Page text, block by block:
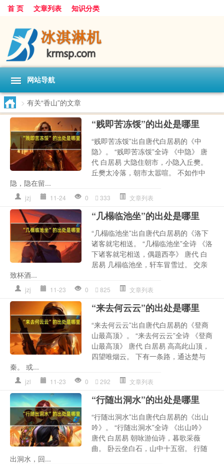
首 页 文章列表 知识分类
网站导航
> 有关“香山”的文章
“贱即苦冻馁”的出处是哪里
“贱即苦冻馁”出自唐代白居易的《中
隐》。 “贱即苦冻馁”全诗 《中隐》 唐
代 白居易 大隐住朝市，小隐入丘樊。
丘樊太冷落，朝市太嚣喧。 不如作中
隐，隐在留...
jzj 11-24 0 333 文章列表
“几榻临池坐”的出处是哪里
“几榻临池坐”出自唐代白居易的《洛下
诸客就宅相送。 “几榻临池坐”全诗 《洛
下诸客就宅相送，偶题西亭》 唐代 白
居易 几榻临池坐，轩车冒雪过。 交亲
致杯酒...
jzj 11-23 0 825 文章列表
“来去何云云”的出处是哪里
“来去何云云”出自唐代白居易的《登商
山最高顶》。 “来去何云云”全诗 《登商
山最高顶》 唐代 白居易 高高此山顶，
四望唯烟云。 下有一条路，通达楚与
秦。 或...
jzl 11-23 0 292 文章列表
“行随出洞水”的出处是哪里
“行随出洞水”出自唐代白居易的《出山
吟》。 “行随出洞水”全诗 《出山吟》
唐代 白居易 朝咏游仙诗，暮歌采薇
曲。 卧云坐白石，山中十五宿。 行随
出洞水，回...